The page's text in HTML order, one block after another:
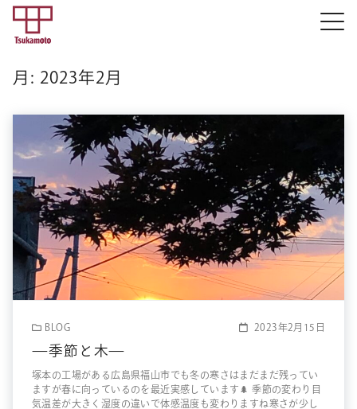
月: 2023年2月
BLOG 2023年2月15日
—季節と木—
塚本の工場がある広島県福山市でも冬の寒さはまだまだ残ってい
ますが春に向っているのを最近実感しています🌲 季節の変わり目
気温差が大きく湿度の違いで体感温度も変わりますね寒さが少し